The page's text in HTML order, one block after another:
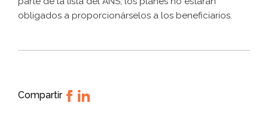
obligados a proporcionárselos a los beneficiarios.
Compartir